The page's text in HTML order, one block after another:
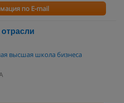
по E-mail
высшая школа бизнеса